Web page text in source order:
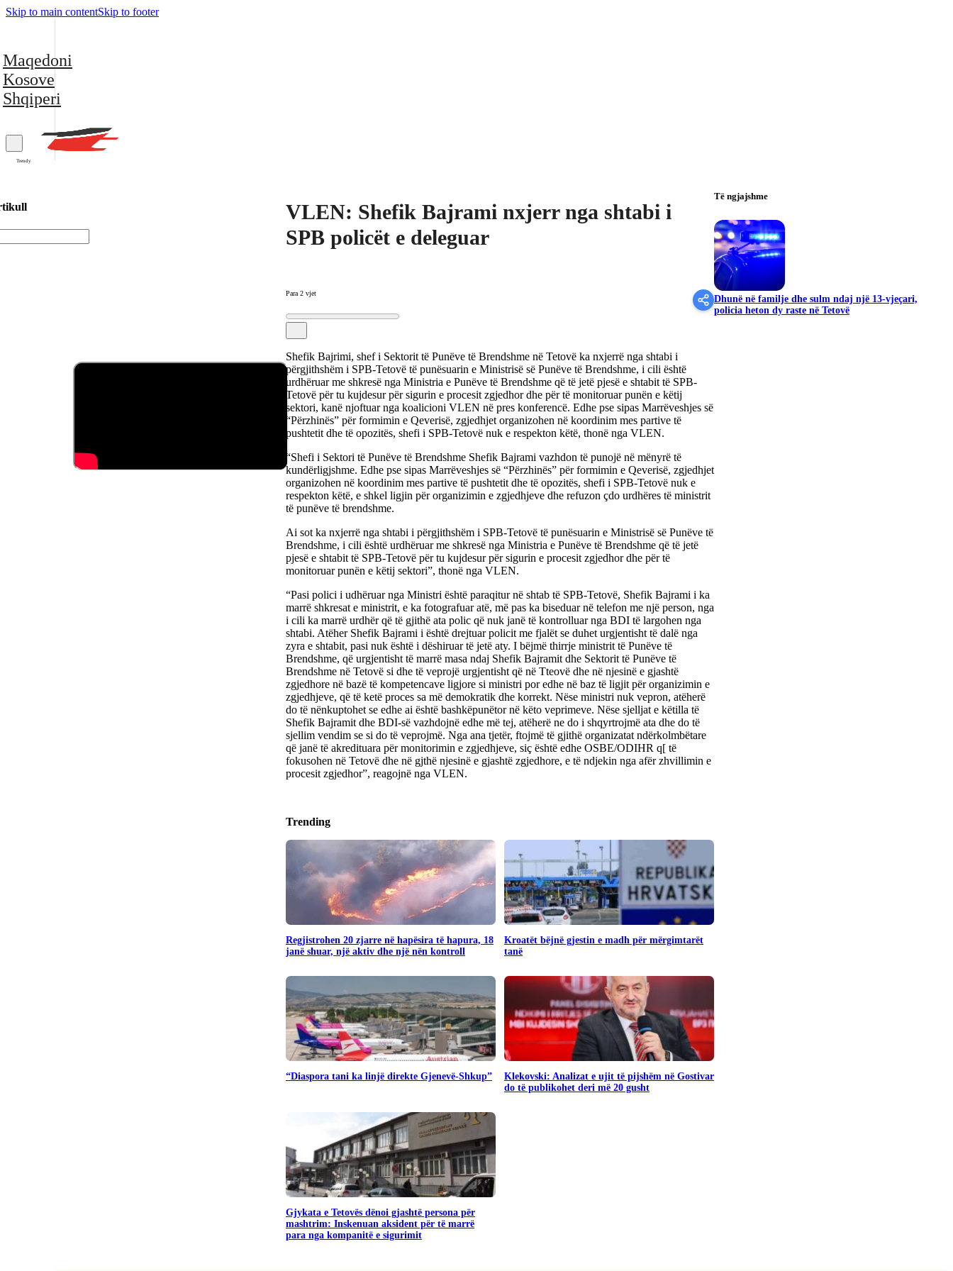
Skip to main contentSkip to footer
Maqedoni
Kosove
Shqiperi
Trendy
VLEN: Shefik Bajrami nxjerr nga shtabi i
SPB policët e deleguar
Para 2 vjet
Shefik Bajrimi, shef i Sektorit të Punëve të Brendshme në Tetovë ka nxjerrë nga shtabi i
përgjithshëm i SPB-Tetovë të punësuarin e Ministrisë së Punëve të Brendshme, i cili është
urdhëruar me shkresë nga Ministria e Punëve të Brendshme që të jetë pjesë e shtabit të SPB-
Tetovë për tu kujdesur për sigurin e procesit zgjedhor dhe për të monitoruar punën e këtij
sektori, kanë njoftuar nga koalicioni VLEN në pres konferencë. Edhe pse sipas Marrëveshjes së
“Përzhinës” për formimin e Qeverisë, zgjedhjet organizohen në koordinim mes partive të
pushtetit dhe të opozitës, shefi i SPB-Tetovë nuk e respekton këtë, thonë nga VLEN.
“Shefi i Sektori të Punëve të Brendshme Shefik Bajrami vazhdon të punojë në mënyrë të
kundërligjshme. Edhe pse sipas Marrëveshjes së “Përzhinës” për formimin e Qeverisë, zgjedhjet
organizohen në koordinim mes partive të pushtetit dhe të opozitës, shefi i SPB-Tetovë nuk e
respekton këtë, e shkel ligjin për organizimin e zgjedhjeve dhe refuzon çdo urdhëres të ministrit
të punëve të brendshme.
Ai sot ka nxjerrë nga shtabi i përgjithshëm i SPB-Tetovë të punësuarin e Ministrisë së Punëve të
Brendshme, i cili është urdhëruar me shkresë nga Ministria e Punëve të Brendshme që të jetë
pjesë e shtabit të SPB-Tetovë për tu kujdesur për sigurin e procesit zgjedhor dhe për të
monitoruar punën e këtij sektori”, thonë nga VLEN.
“Pasi polici i udhëruar nga Ministri është paraqitur në shtab të SPB-Tetovë, Shefik Bajrami i ka
marrë shkresat e ministrit, e ka fotografuar atë, më pas ka biseduar në telefon me një person, nga
i cili ka marrë urdhër që të gjithë ata polic që nuk janë të kontrolluar nga BDI të largohen nga
shtabi. Atëher Shefik Bajrami i është drejtuar policit me fjalët se duhet urgjentisht të dalë nga
zyra e shtabit, pasi nuk është i dëshiruar të jetë aty. I bëjmë thirrje ministrit të Punëve të
Brendshme, që urgjentisht të marrë masa ndaj Shefik Bajramit dhe Sektorit të Punëve të
Brendshme në Tetovë si dhe të veprojë urgjentisht që në Tteovë dhe në njesinë e gjashtë
zgjedhore në bazë të kompetencave ligjore si ministri por edhe në baz të ligjit për organizimin e
zgjedhjeve, që të ketë proces sa më demokratik dhe korrekt. Nëse ministri nuk vepron, atëherë
do të nënkuptohet se edhe ai është bashkëpunëtor në këto veprimeve. Nëse sjelljat e këtilla të
Shefik Bajramit dhe BDI-së vazhdojnë edhe më tej, atëherë ne do i shqyrtrojmë ata dhe do të
sjellim vendim se si do të veprojmë. Nga ana tjetër, ftojmë të gjithë organizatat ndërkolmbëtare
që janë të akredituara për monitorimin e zgjedhjeve, siç është edhe OSBE/ODIHR q[ të
fokusohen në Tetovë dhe në gjthë njesinë e gjashtë zgjedhore, e të ndjekin nga afër zhvillimin e
procesit zgjedhor”, reagojnë nga VLEN.
Trending
Regjistrohen 20 zjarre në hapësira të hapura, 18
janë shuar, një aktiv dhe një nën kontroll
Kroatët bëjnë gjestin e madh për mërgimtarët
tanë
“Diaspora tani ka linjë direkte Gjenevë-Shkup”
Klekovski: Analizat e ujit të pijshëm në Gostivar
do të publikohet deri më 20 gusht
Gjykata e Tetovës dënoi gjashtë persona për
mashtrim: Inskenuan aksident për të marrë
para nga kompanitë e sigurimit
Të ngjajshme
Dhunë në familje dhe sulm ndaj një 13-vjeçari,
policia heton dy raste në Tetovë